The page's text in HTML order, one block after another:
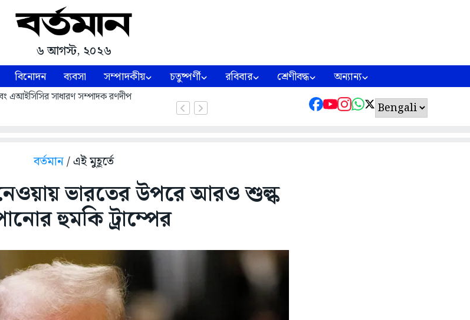
৬ আগস্ট, ২০২৬
বিনোদন ব্যবসা সম্পাদকীয় চতুষ্পর্ণী রবিবার শ্রেণীবদ্ধ অন্যান্য
এবং এআইসিসির সাধারণ সম্পাদক রণদীপ
বর্তমান/ এই মুহূর্তে
নেওয়ায় ভারতের উপরে আরও শুল্ক
হুমকি ট্রাম্পের